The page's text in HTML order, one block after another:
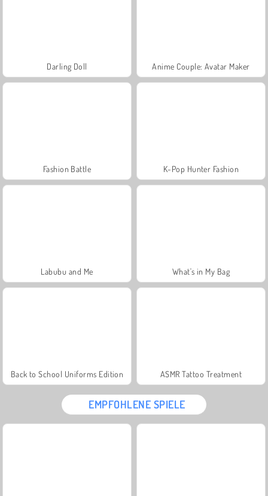
Darling Doll Anime Couple: Avatar Maker
Fashion Battle K-Pop Hunter Fashion
Labubu and Me What's in My Bag
Back to School Uniforms Edition ASMR Tattoo Treatment
EMPFOHLENE SPIELE